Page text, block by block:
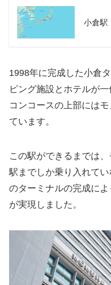
小倉駅
1998年に完成した小倉
ピング施設とホテルが
コンコースの上部には
ています。
この駅ができるまでは
駅までしか乗り入れて
のターミナルの完成に
が実現しました。